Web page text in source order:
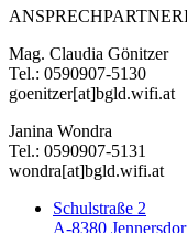
Mag. Claudia Gönitzer
Tel.: 0590907-5130
goenitzer[at]bgld.wifi.at
Janina Wondra
Tel.: 0590907-5131
wondra[at]bgld.wifi.at
Schulstraße 2
A-8380